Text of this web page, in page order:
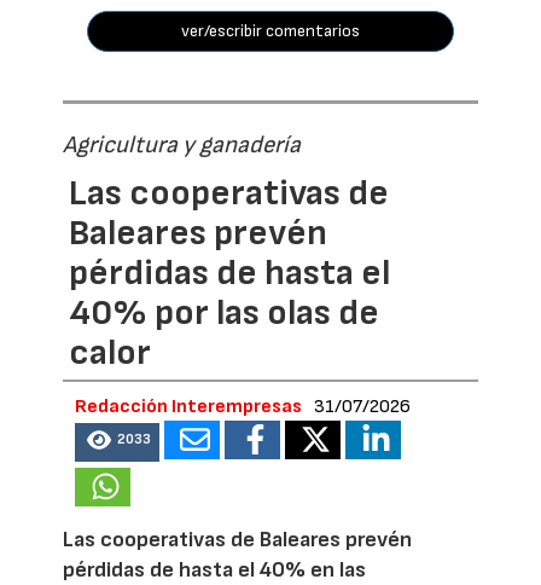
ver/escribir comentarios
Agricultura y ganadería
Las cooperativas de
Baleares prevén
pérdidas de hasta el
40% por las olas de
calor
Redacción Interempresas 31/07/2026
2033
Las cooperativas de Baleares prevén
pérdidas de hasta el 40% en las